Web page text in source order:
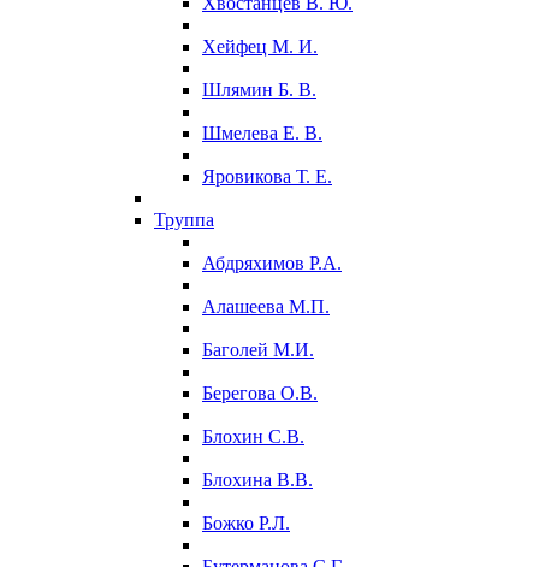
Хейфец М. И.
Шлямин Б. В.
Шмелева Е. В.
Яровикова Т. Е.
Труппа
Абдряхимов Р.А.
Алашеева М.П.
Баголей М.И.
Берегова О.В.
Блохин С.В.
Блохина В.В.
Божко Р.Л.